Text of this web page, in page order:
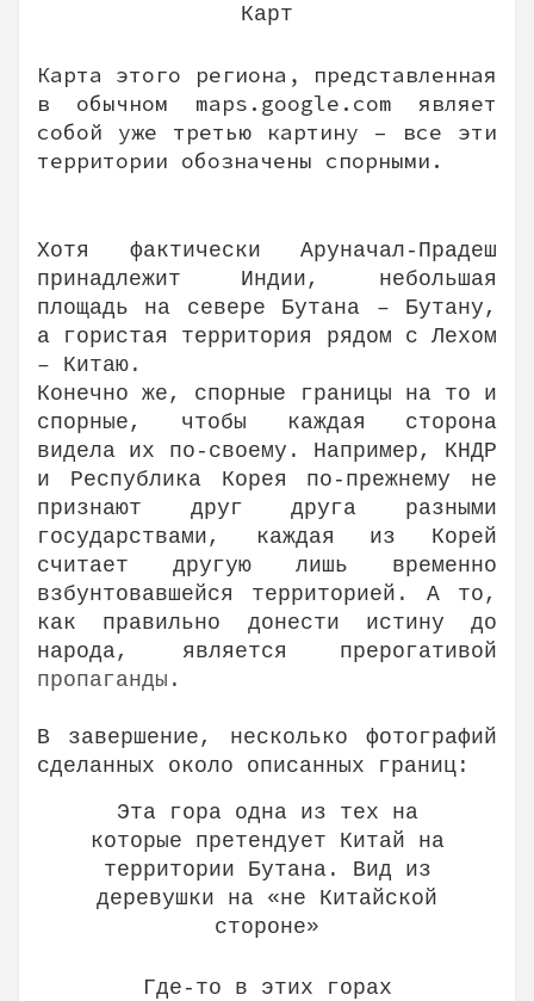
Карт
Карта этого региона, представленная
в обычном maps.google.com являет
собой уже третью картину – все эти
территории обозначены спорными.
Хотя фактически Аруначал-Прадеш
принадлежит Индии, небольшая
площадь на севере Бутана – Бутану,
а гористая территория рядом с Лехом
– Китаю.
Конечно же, спорные границы на то и
спорные, чтобы каждая сторона
видела их по-своему. Например, КНДР
и Республика Корея по-прежнему не
признают друг друга разными
государствами, каждая из Корей
считает другую лишь временно
взбунтовавшейся территорией. А то,
как правильно донести истину до
народа, является прерогативой
пропаганды .
В завершение, несколько фотографий
сделанных около описанных границ:
Эта гора одна из тех на
которые претендует Китай на
территории Бутана. Вид из
деревушки на «не Китайской
стороне»
Где-то в этих горах